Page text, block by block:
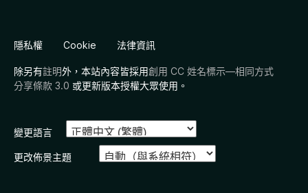
隱私權 Cookie 法律資訊
除另有註明外，本站內容皆採用創用 CC 姓名標示—相同方式
分享條款 3.0 或更新版本授權大眾使用。
變更語言
更改佈景主題